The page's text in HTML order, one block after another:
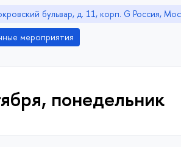
бульвар, д. 11, корп. G Россия,
мероприятия
понедельник